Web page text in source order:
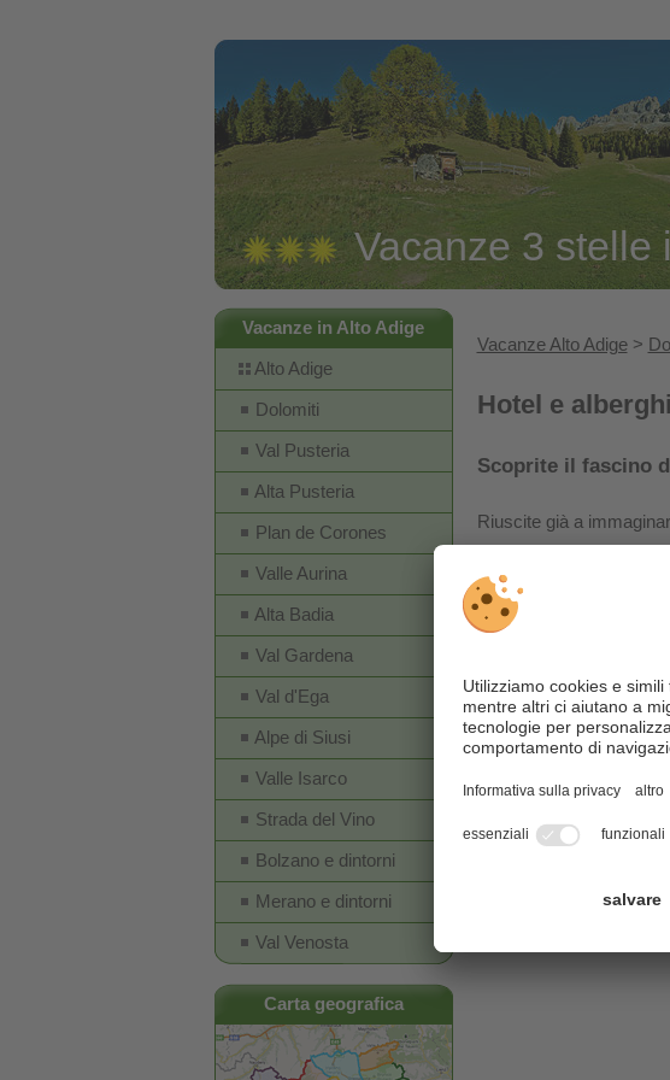
Vacanze 3 stelle
Vacanze in Alto Adige
Alto Adige
Dolomiti
Val Pusteria
Alta Pusteria
Plan de Corones
Valle Aurina
Alta Badia
Val Gardena
Val d'Ega
Alpe di Siusi
Valle Isarco
Strada del Vino
Bolzano e dintorni
Merano e dintorni
Val Venosta
Carta geografica
Vacanze Alto Adige>
Hotel e
Scoprite il fascino
Riuscite già a
pendii innevati e le
nella zona delle 3 Cime
Lago di Braies.
La zona delle 3 Cime
Villabassa e Braies, è
nel cuore di tutta
presso le Tre Cime di